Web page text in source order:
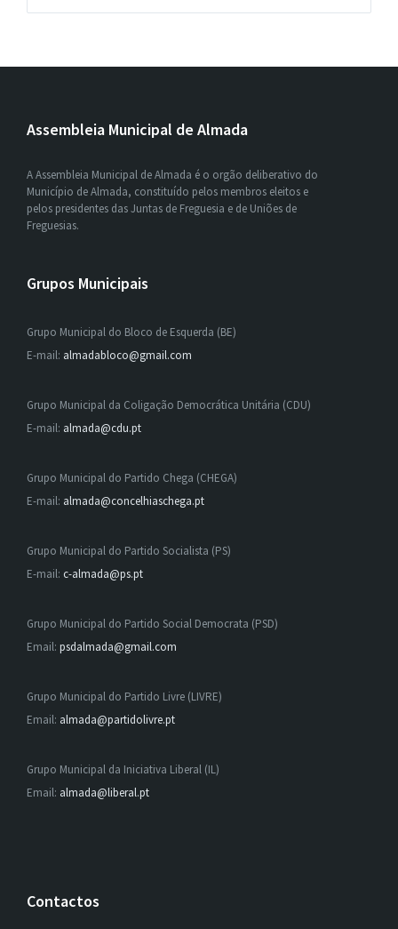
Assembleia Municipal de Almada
A Assembleia Municipal de Almada é o orgão deliberativo do
Município de Almada, constituído pelos membros eleitos e
pelos presidentes das Juntas de Freguesia e de Uniões de
Freguesias.
Grupos Municipais
Grupo Municipal do Bloco de Esquerda (BE)
E-mail: almadabloco@gmail.com
Grupo Municipal da Coligação Democrática Unitária (CDU)
E-mail: almada@cdu.pt
Grupo Municipal do Partido Chega (CHEGA)
E-mail: almada@concelhiaschega.pt
Grupo Municipal do Partido Socialista (PS)
E-mail: c-almada@ps.pt
Grupo Municipal do Partido Social Democrata (PSD)
Email: psdalmada@gmail.com
Grupo Municipal do Partido Livre (LIVRE)
Email: almada@partidolivre.pt
Grupo Municipal da Iniciativa Liberal (IL)
Email: almada@liberal.pt
Contactos